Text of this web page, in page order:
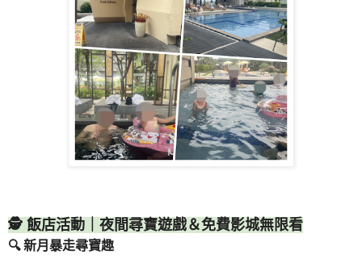
🕵️ 飯店活動｜夜間尋寶遊戲＆免費影城無限看
🔍 新月暴走尋寶趣